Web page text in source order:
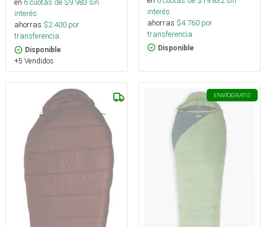
interés
ahorras $2.400 por
transferencia.
Disponible
+5 Vendidos
interés
ahorras $4.760 por
transferencia.
Disponible
ENVÍOGRATIS